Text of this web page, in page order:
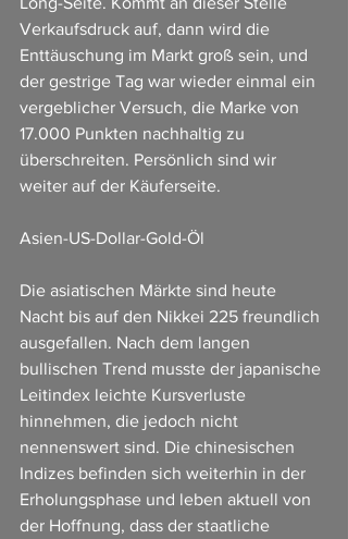
Verkaufsdruck auf, dann wird die
Enttäuschung im Markt groß sein, und
der gestrige Tag war wieder einmal ein
vergeblicher Versuch, die Marke von
17.000 Punkten nachhaltig zu
überschreiten. Persönlich sind wir
weiter auf der Käuferseite.
Asien-US-Dollar-Gold-Öl
Die asiatischen Märkte sind heute
Nacht bis auf den Nikkei 225 freundlich
ausgefallen. Nach dem langen
bullischen Trend musste der japanische
Leitindex leichte Kursverluste
hinnehmen, die jedoch nicht
nennenswert sind. Die chinesischen
Indizes befinden sich weiterhin in der
Erholungsphase und leben aktuell von
der Hoffnung, dass der staatliche